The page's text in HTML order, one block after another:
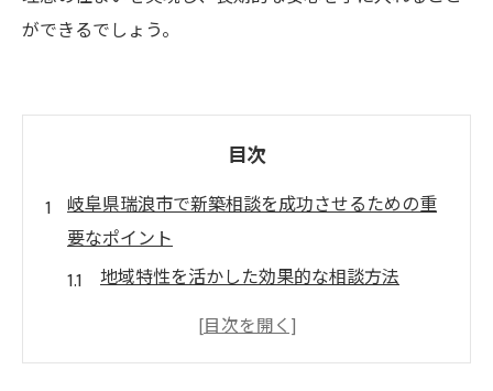
ができるでしょう。
目次
岐阜県瑞浪市で新築相談を成功させるための重
要なポイント
地域特性を活かした効果的な相談方法
新築計画で考慮すべき予算設定
地元の専門家との信頼関係の構築